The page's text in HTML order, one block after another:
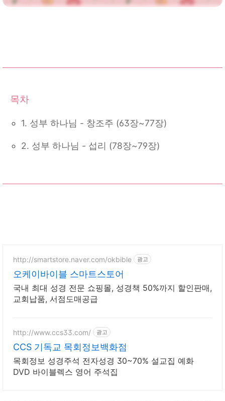
1. 성부 하나님 - 창조주 (63장~77장)
2. 성부 하나님 - 섭리 (78장~79장)
http://smartstore.naver.com/okbible 광고
오케이바이블 스마트스토어
국내 최대 성경 전문 쇼핑몰, 성경책 50%까지 할인판매,
교회납품, 서점도매공급
http://www.ccs33.com/ 광고
CCS 기독교 목회정보백화점
목회정보 성경주석 전자성경 30~70% 설교집 예화
DVD 바이블렉스 영어 주석집